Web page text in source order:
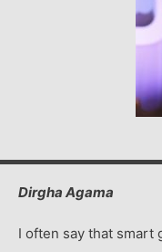
Dirgha Agama
I often say that smart